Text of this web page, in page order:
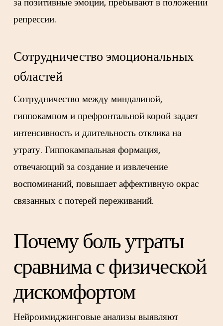
репрессии.
Сотрудничество эмоциональных
областей
Сотрудничество между миндалиной,
гиппокампом и префронтальной корой задает
интенсивность и длительность отклика на
утрату. Гиппокампальная формация,
отвечающий за создание и извлечение
воспоминаний, повышает аффективную окрас
связанных с потерей переживаний.
Почему боль утраты
сравнима с физической
дискомфортом
Нейроимиджинговые анализы выявляют